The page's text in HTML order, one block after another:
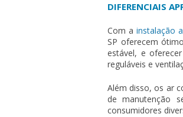
DIFERENCIAIS
Com a instalação
SP oferecem
estável, e
reguláveis e
Além disso, os ar
de manutenção
consumidores